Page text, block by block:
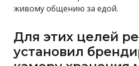
живому общению за едой.
Для этих целей
установил